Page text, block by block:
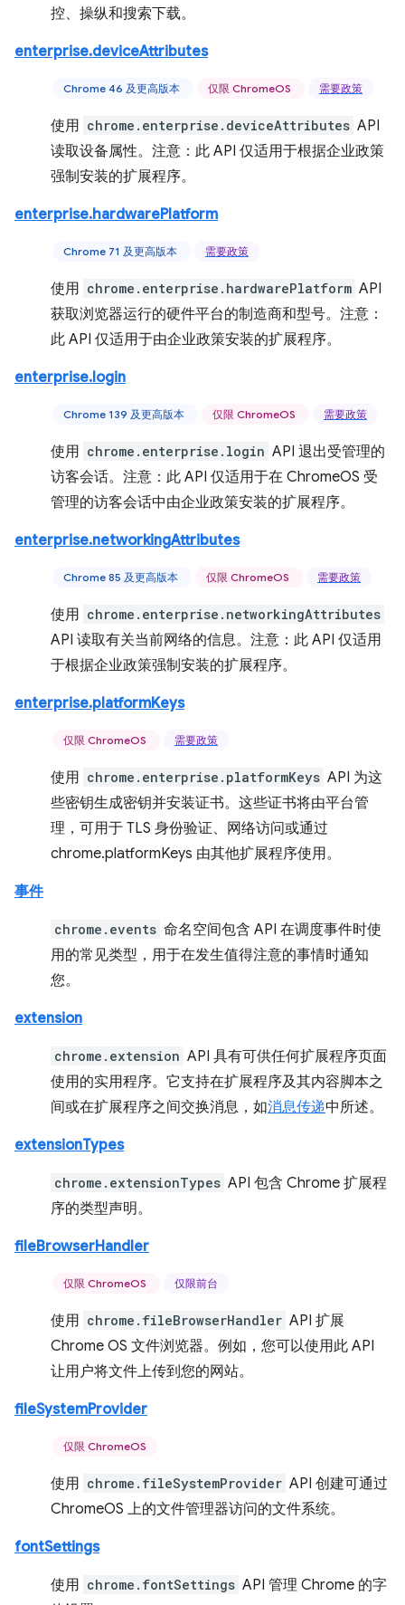
控、操纵和搜索下载。
enterprise.deviceAttributes
Chrome 46 及更高版本 仅限 ChromeOS 需要政策
使用 chrome.enterprise.deviceAttributes API
读取设备属性。注意：此 API 仅适用于根据企业政策
强制安装的扩展程序。
enterprise.hardwarePlatform
Chrome 71 及更高版本 需要政策
使用 chrome.enterprise.hardwarePlatform API
获取浏览器运行的硬件平台的制造商和型号。注意：
此 API 仅适用于由企业政策安装的扩展程序。
enterprise.login
Chrome 139 及更高版本 仅限 ChromeOS 需要政策
使用 chrome.enterprise.login API 退出受管理的
访客会话。注意：此 API 仅适用于在 ChromeOS 受
管理的访客会话中由企业政策安装的扩展程序。
enterprise.networkingAttributes
Chrome 85 及更高版本 仅限 ChromeOS 需要政策
使用 chrome.enterprise.networkingAttributes
API 读取有关当前网络的信息。注意：此 API 仅适用
于根据企业政策强制安装的扩展程序。
enterprise.platformKeys
仅限 ChromeOS 需要政策
使用 chrome.enterprise.platformKeys API 为这
些密钥生成密钥并安装证书。这些证书将由平台管
理，可用于 TLS 身份验证、网络访问或通过
chrome.platformKeys 由其他扩展程序使用。
事件
chrome.events 命名空间包含 API 在调度事件时使
用的常见类型，用于在发生值得注意的事情时通知
您。
extension
chrome.extension API 具有可供任何扩展程序页面
使用的实用程序。它支持在扩展程序及其内容脚本之
间或在扩展程序之间交换消息，如消息传递中所述。
extensionTypes
chrome.extensionTypes API 包含 Chrome 扩展程
序的类型声明。
fileBrowserHandler
仅限 ChromeOS 仅限前台
使用 chrome.fileBrowserHandler API 扩展
Chrome OS 文件浏览器。例如，您可以使用此 API
让用户将文件上传到您的网站。
fileSystemProvider
仅限 ChromeOS
使用 chrome.fileSystemProvider API 创建可通过
ChromeOS 上的文件管理器访问的文件系统。
fontSettings
使用 chrome.fontSettings API 管理 Chrome 的字